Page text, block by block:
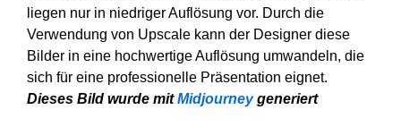
liegen nur in niedriger Auflösung vor. Durch die
Verwendung von Upscale kann der Designer diese
Bilder in eine hochwertige Auflösung umwandeln, die
sich für eine professionelle Präsentation eignet.
Dieses Bild wurde mitMidjourneygeneriert